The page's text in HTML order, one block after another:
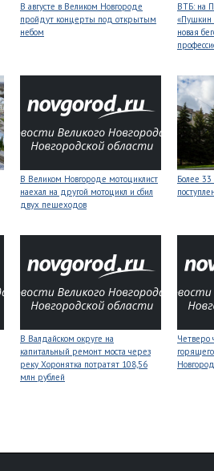
В августе в Великом Новгороде
пройдут концерты под открытым
небом
ВТБ: на
«Пушкин
новая
В Великом Новгороде мотоциклист
наехал на другой мотоцикл и сбил
двух пешеходов
Более 33
В Валдайском округе на
капитальный ремонт моста через
реку Хоронятка потратят 108,56
млн рублей
Четверо